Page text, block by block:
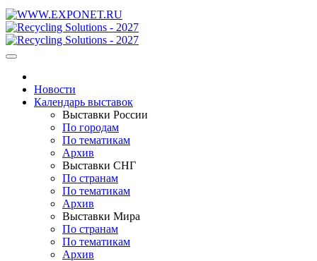
Новости
Календарь выставок
Выставки России
По городам
По тематикам
Архив
Выставки СНГ
По странам
По тематикам
Архив
Выставки Мира
По странам
По тематикам
Архив